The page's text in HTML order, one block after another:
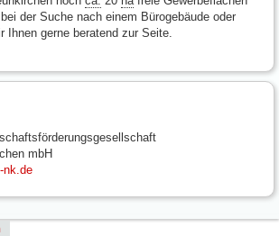
der Suche nach einem Bürogebäude oder
Ihnen gerne beratend zur Seite.
mbH
nk.de